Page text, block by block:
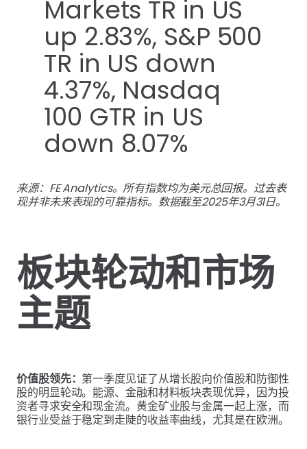
来源：FE Analytics。所有指数均为美元总回报。过去表
现并非未来表现的可靠指标。数据截至2025年3月31日。
板块轮动和市场
主题
价值股领先： 第一季度见证了从增长股向价值股和防御性
股的明显轮动。能源、金融和材料板块表现优异，因为投
资者寻求安全和现金流。黄金矿业股与金属一起上涨，而
银行业受益于稳定到走陡的收益率曲线，尤其是在欧洲。